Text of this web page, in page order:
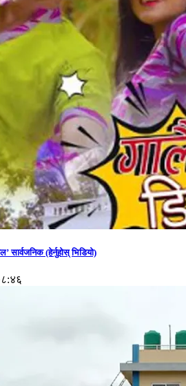
सार्वजनिक (हेर्नुहोस् भिडियो)